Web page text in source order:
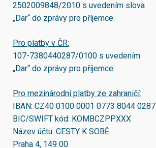
2502009848/2010 s uvedením slova
„Dar“ do zprávy pro příjemce.
Pro platby v ČR:
107-7380440287/0100 s uvedením
„Dar“ do zprávy pro příjemce.
Pro mezinárodní platby ze zahraničí:
IBAN: CZ40 0100 0001 0773 8044 0287
BIC/SWIFT kód: KOMBCZPPXXX
Název účtu: CESTY K SOBĚ
Praha 4, 149 00